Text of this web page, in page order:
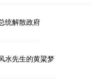
统解散政府
水先生的黄粱梦